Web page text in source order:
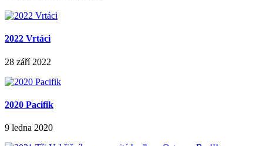
2022 Vrtáci
28 září 2022
2020 Pacifik
9 ledna 2020